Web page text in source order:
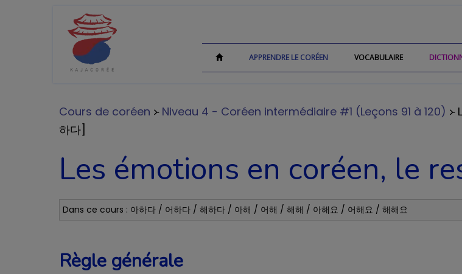
VOCABULAIRE
APPRENDRE LE CORÉEN
Cours de coréen ᚛ Niveau 4 - Coréen intermédiaire #1 (Leçons 91 à 120) ᚛
하다]
Les émotions en coréen, le
Dans ce cours : 아하다 / 어하다 / 해하다 / 아해 / 어해 / 해해 / 아해요 / 어해요 / 해해요
Règle générale